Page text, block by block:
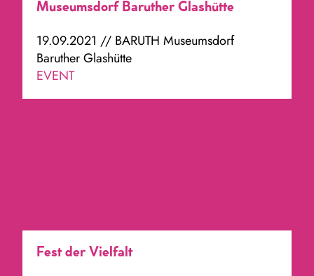
Museumsdorf Baruther Glashütte
19.09.2021 // BARUTH Museumsdorf
Baruther Glashütte
EVENT
Fest der Vielfalt